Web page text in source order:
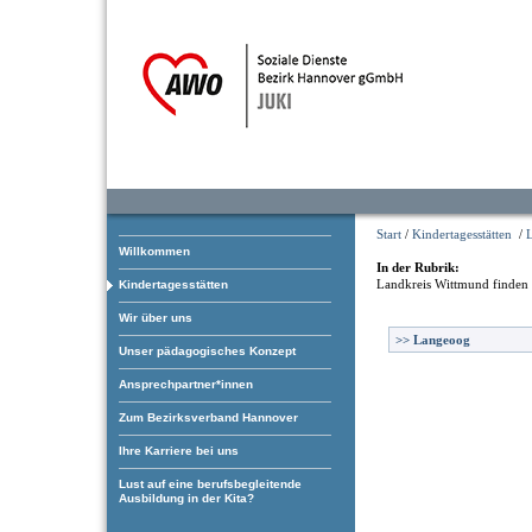
Willkommen
Kindertagesstätten
Wir über uns
Unser pädagogisches Konzept
Ansprechpartner*innen
Zum Bezirksverband Hannover
Ihre Karriere bei uns
Lust auf eine berufsbegleitende
Ausbildung in der Kita?
Start / Kindertagesstätten /
In der Rubrik:
Landkreis Wittmund finden
>> Langeoog